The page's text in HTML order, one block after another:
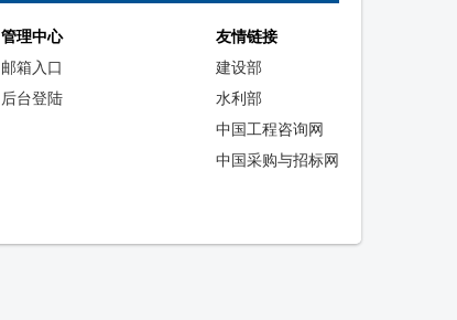
管理中心
邮箱入口
后台登陆
友情链接
建设部
水利部
中国工程咨询网
中国采购与招标网